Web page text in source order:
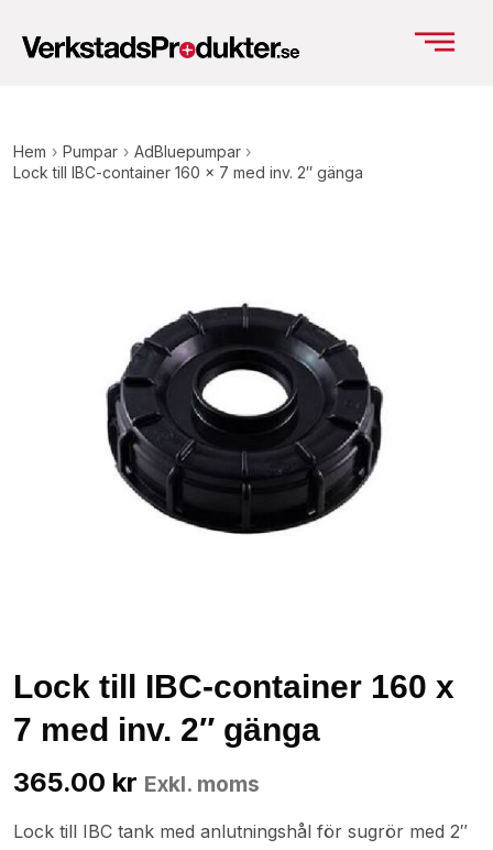
Hem › Pumpar › AdBluepumpar ›
Lock till IBC-container 160 x 7 med inv. 2″ gänga
365.00 kr Exkl. moms
Lock till IBC-container 160 x
7 med inv. 2″ gänga
Lock till IBC tank med anlutningshål för sugrör med 2″